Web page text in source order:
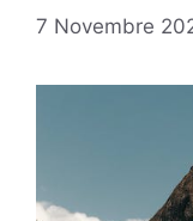
7 Novembre